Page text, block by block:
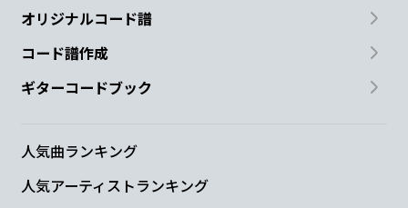
オリジナルコード譜
コード譜作成
ギターコードブック
人気曲ランキング
人気アーティストランキング